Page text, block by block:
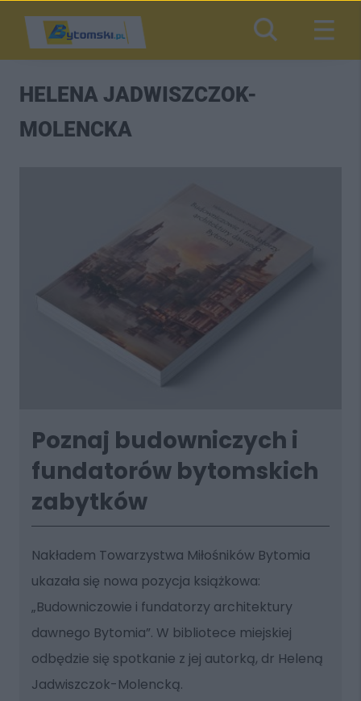
HELENA JADWISZCZOK-
MOLENCKA
Poznaj budowniczych i
fundatorów bytomskich
zabytków
Nakładem Towarzystwa Miłośników Bytomia
ukazała się nowa pozycja książkowa:
„Budowniczowie i fundatorzy architektury
dawnego Bytomia”. W bibliotece miejskiej
odbędzie się spotkanie z jej autorką, dr Heleną
Jadwiszczok-Molencką.